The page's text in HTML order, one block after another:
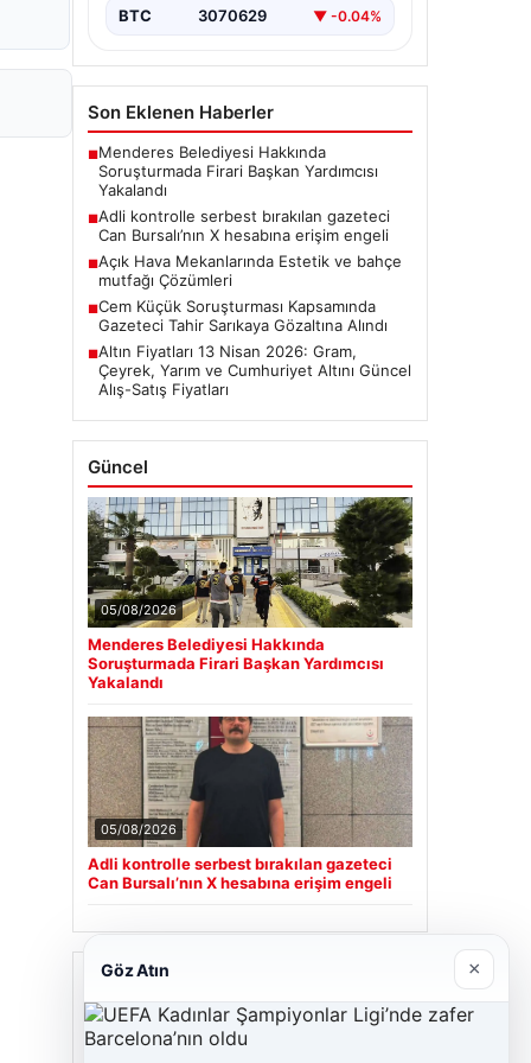
BTC 3070629 ▼ -0.04%
Son Eklenen Haberler
■Menderes Belediyesi Hakkında
Soruşturmada Firari Başkan Yardımcısı
Yakalandı
■Adli kontrolle serbest bırakılan gazeteci
Can Bursalı’nın X hesabına erişim engeli
■Açık Hava Mekanlarında Estetik ve bahçe
mutfağı Çözümleri
■Cem Küçük Soruşturması Kapsamında
Gazeteci Tahir Sarıkaya Gözaltına Alındı
■Altın Fiyatları 13 Nisan 2026: Gram,
Çeyrek, Yarım ve Cumhuriyet Altını Güncel
Alış-Satış Fiyatları
Güncel
05/08/2026
Menderes Belediyesi Hakkında
Soruşturmada Firari Başkan Yardımcısı
Yakalandı
05/08/2026
Adli kontrolle serbest bırakılan gazeteci
Can Bursalı’nın X hesabına erişim engeli
Son Eklenen Firmalar
Cengiz Sigorta
Göz Atın ×